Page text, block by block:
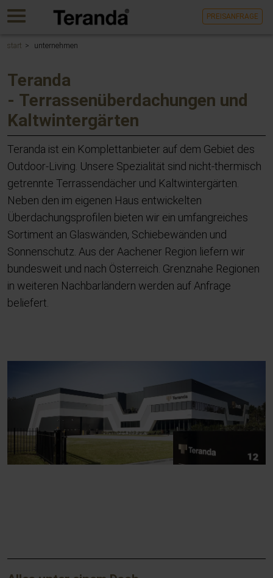
Sie
zum
Seite.
MENU PREISANFRAGE
start unternehmen
Teranda
- Terrassenüberdachungen und
Kaltwintergärten
Teranda ist ein Komplettanbieter auf dem Gebiet des
Outdoor-Living. Unsere Spezialität sind nicht-thermisch
getrennte Terrassendächer und Kaltwintergärten.
Neben den im eigenen Haus entwickelten
Überdachungsprofilen bieten wir ein umfangreiches
Sortiment an Glaswänden, Schiebewänden und
Sonnenschutz. Aus der Aachener Region liefern wir
bundesweit und nach Österreich. Grenznahe Regionen
in weiteren Nachbarländern werden auf Anfrage
beliefert.